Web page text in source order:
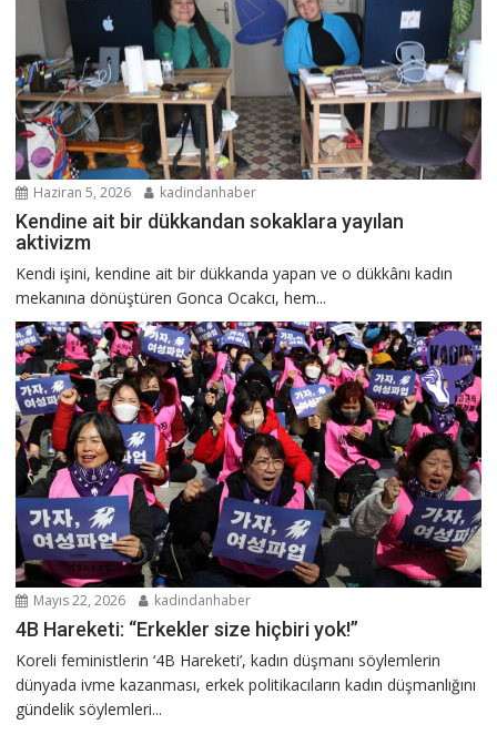
Haziran 5, 2026 kadindanhaber
Kendine ait bir dükkandan sokaklara yayılan
aktivizm
Kendi işini, kendine ait bir dükkanda yapan ve o dükkânı kadın
mekanına dönüştüren Gonca Ocakcı, hem...
Mayıs 22, 2026 kadindanhaber
4B Hareketi: “Erkekler size hiçbiri yok!”
Koreli feministlerin ‘4B Hareketi’, kadın düşmanı söylemlerin
dünyada ivme kazanması, erkek politikacıların kadın düşmanlığını
gündelik söylemleri...